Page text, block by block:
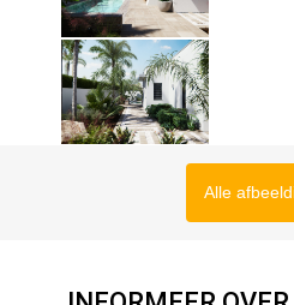
Alle